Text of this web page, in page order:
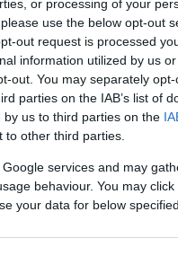
or processing of your
use the below opt-out
out request is processed
information utilized by us
out. You may separately
parties on the IAB’s list of
us to third parties on the
other third parties.
services and may
behaviour. You may
your data for below
az Apple is
csaló
csak kis